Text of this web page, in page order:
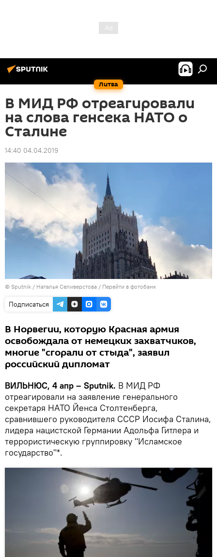
Литва
В МИД РФ отреагировали
на слова генсека НАТО о
Сталине
14:40 04.04.2019
© Sputnik / Наталья Селиверстова / Перейти в фотобанк
Подписаться
В Норвегии, которую Красная армия
освобождала от немецких захватчиков,
многие "сгорали от стыда", заявил
российский дипломат
ВИЛЬНЮС, 4 апр – Sputnik. В МИД РФ
отреагировали на заявление генерального
секретаря НАТО Йенса Столтенберга,
сравнившего руководителя СССР Иосифа Сталина,
лидера нацистской Германии Адольфа Гитлера и
террористическую группировку "Исламское
государство"*.